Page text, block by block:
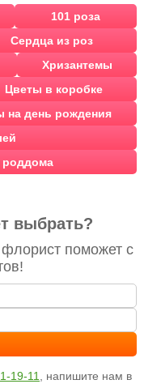
101 роза
Сердца из роз
Хризантемы
Цветы в коробке
на день рождения
роддома
выбрать?
поможет с
19-11
, напишите нам в